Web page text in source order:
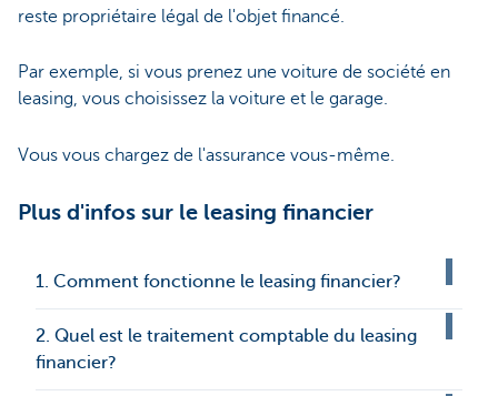
reste propriétaire légal de l'objet financé.
Par exemple, si vous prenez une voiture de société en
leasing, vous choisissez la voiture et le garage.
Vous vous chargez de l'assurance vous-même.
Plus d'infos sur le leasing financier
1. Comment fonctionne le leasing financier?
2. Quel est le traitement comptable du leasing
financier?